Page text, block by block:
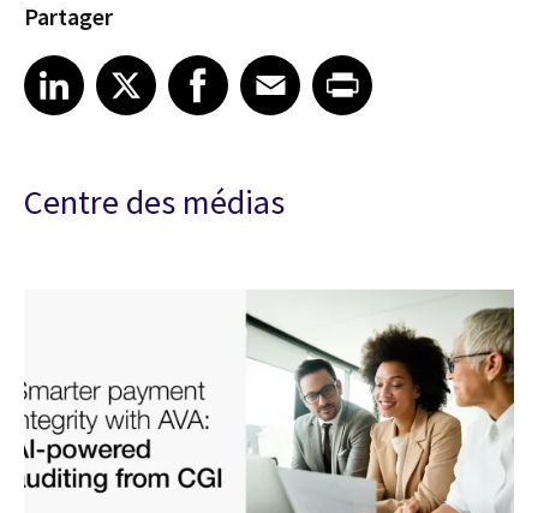
Partager
Share article on LinkedIn
LinkedIn
Share article on XShare article on Facebook
Facebook
Share article on Email
EmailShare article on Print
Centre des médias